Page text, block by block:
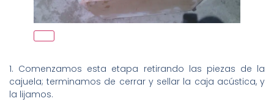
1. Comenzamos esta etapa retirando las piezas de la
cajuela; terminamos de cerrar y sellar la caja acústica, y
la lijamos.